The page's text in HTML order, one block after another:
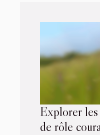
Explorer les
de rôle